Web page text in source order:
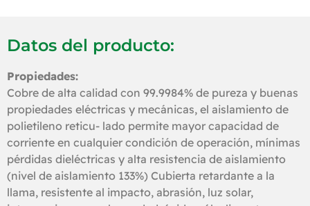
Datos del producto:
Propiedades:
Cobre de alta calidad con 99.9984% de pureza y buenas
propiedades eléctricas y mecánicas, el aislamiento de
polietileno reticu- lado permite mayor capacidad de
corriente en cualquier condición de operación, mínimas
pérdidas dieléctricas y alta resistencia de aislamiento
(nivel de aislamiento 133%) Cubierta retardante a la
llama, resistente al impacto, abrasión, luz solar,